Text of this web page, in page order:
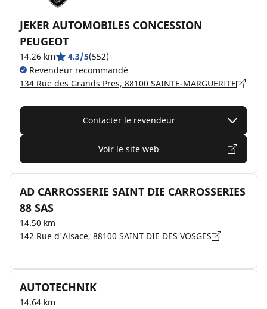
JEKER AUTOMOBILES CONCESSION
PEUGEOT
14.26 km 4.3/5(552)
Revendeur recommandé
134 Rue des Grands Pres, 88100 SAINTE-MARGUERITE
Contacter le revendeur
Voir le site web
AD CARROSSERIE SAINT DIE CARROSSERIES
88 SAS
14.50 km
142 Rue d'Alsace, 88100 SAINT DIE DES VOSGES
AUTOTECHNIK
14.64 km